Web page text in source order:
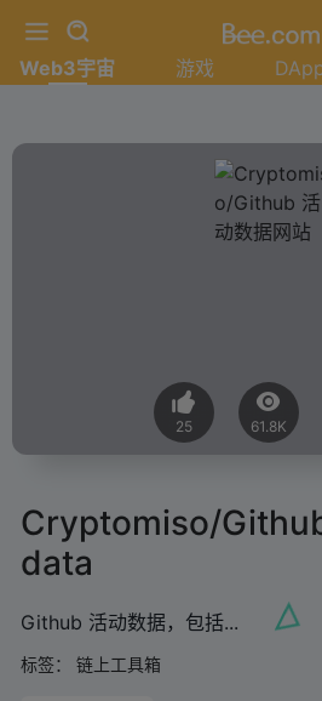
Web3宇宙 游戏
25 61.8K
Cryptomiso/
data
Github 活动数据，包括...
标签： 链上工具箱